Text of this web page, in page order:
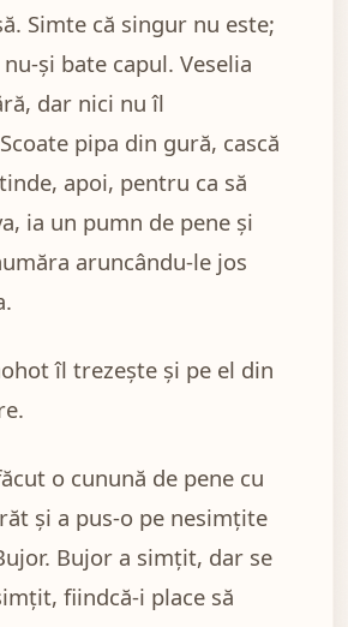
Simte că singur nu este;
și bate capul. Veselia
dar nici nu îl
pipa din gură, cască
apoi, pentru ca să
ia un pumn de pene și
aruncându-le jos
îl trezește și pe el din
o cunună de pene cu
și a pus-o pe nesimțite
Bujor a simțit, dar se
fiindcă-i place să